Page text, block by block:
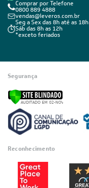
Comprar por Telefone
0800 889 4888
vendas@leveros.com.br
Seg a Sex das 8h até as 18h
Sáb das 8h as 12h
*exceto feriados
Segurança
Reconhecimento